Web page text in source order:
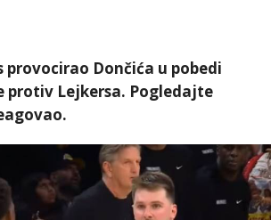
provocirao Dončića u pobedi
protiv Lejkersa. Pogledajte